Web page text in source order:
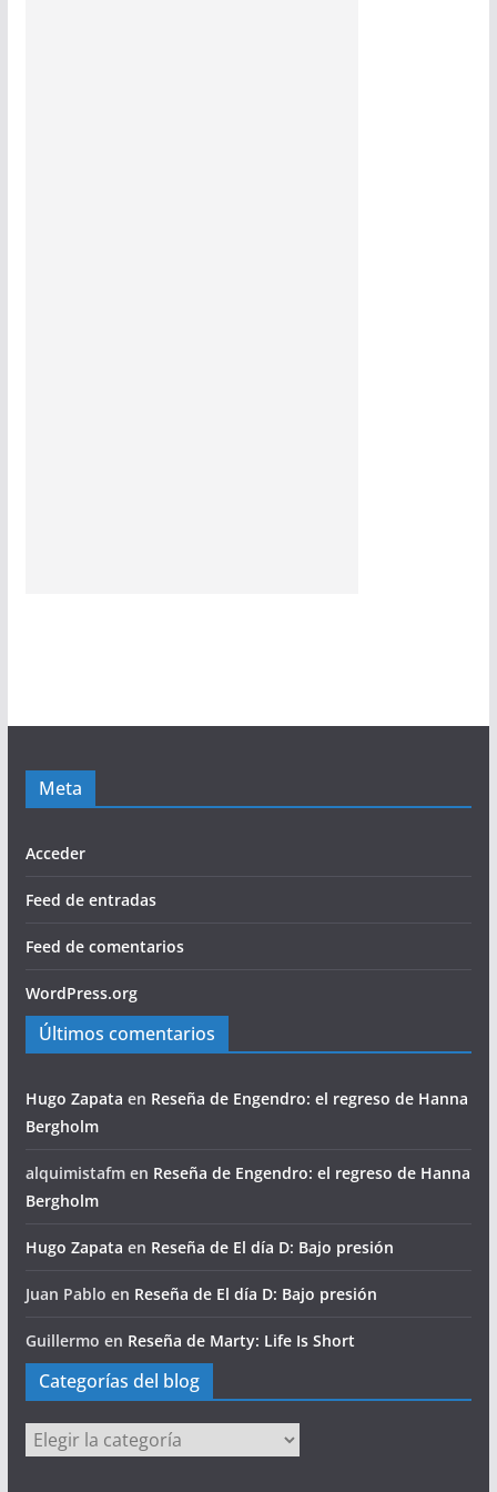
Meta
Acceder
Feed de entradas
Feed de comentarios
WordPress.org
Últimos comentarios
Hugo Zapata en Reseña de Engendro: el regreso de Hanna
Bergholm
alquimistafmen Reseña de Engendro: el regreso de Hanna
Bergholm
Hugo Zapata en Reseña de El día D: Bajo presión
Juan Pablo en Reseña de El día D: Bajo presión
Guillermo en Reseña de Marty: Life Is Short
Categorías del blog
Categorías
del